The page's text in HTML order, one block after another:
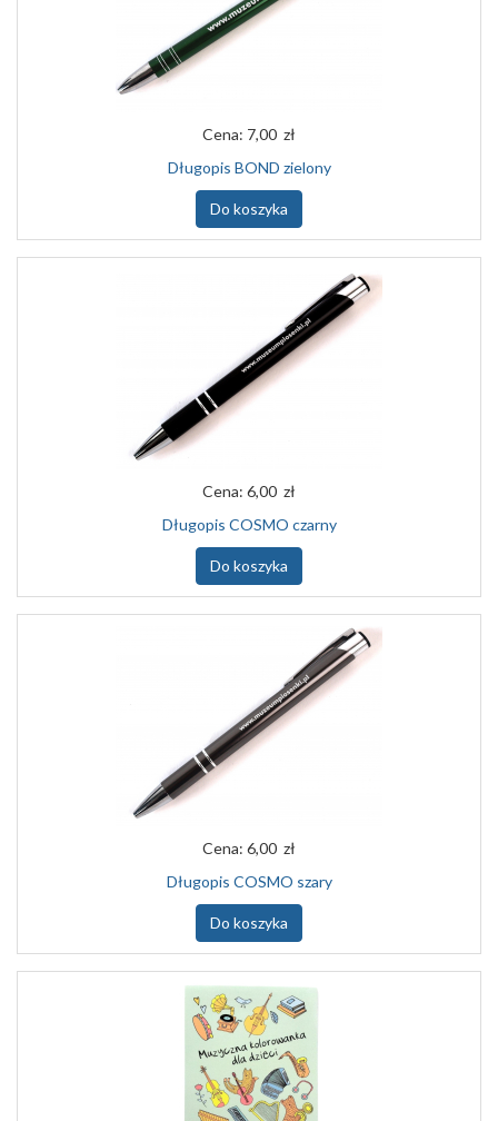
Cena: 7,00 zł
Długopis BOND zielony
Do koszyka
Cena: 6,00 zł
Długopis COSMO czarny
Do koszyka
Cena: 6,00 zł
Długopis COSMO szary
Do koszyka